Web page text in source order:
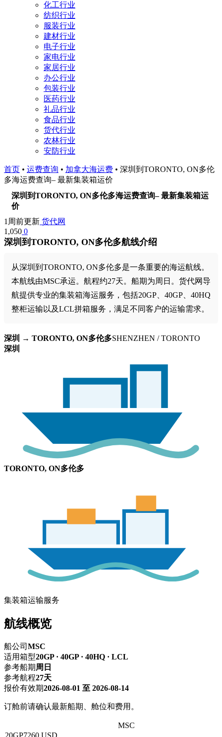
化工行业
纺织行业
服装行业
建材行业
电子行业
家电行业
家居行业
办公行业
包装行业
医药行业
礼品行业
食品行业
货代行业
农林行业
安防行业
首页 • 运费查询 • 加拿大海运费 • 深圳到TORONTO, ON多伦
多海运费查询– 最新集装箱运价
深圳到TORONTO, ON多伦多海运费查询– 最新集装箱运
价
1周前更新 货代网
1,050 0
深圳到TORONTO, ON多伦多航线介绍
从深圳到TORONTO, ON多伦多是一条重要的海运航线。
本航线由MSC承运。航程约27天。船期为周日。货代网导
航提供专业的集装箱海运服务，包括20GP、40GP、40HQ
整柜运输以及LCL拼箱服务，满足不同客户的运输需求。
深圳 → TORONTO, ON多伦多SHENZHEN / TORONTO
深圳
TORONTO, ON多伦多
集装箱运输服务
航线概览
船公司 MSC
适用箱型20GP · 40GP · 40HQ · LCL
参考船期 周日
参考航程27天
报价有效期2026-08-01 至 2026-08-14
订舱前请确认最新船期、舱位和费用。
MSC